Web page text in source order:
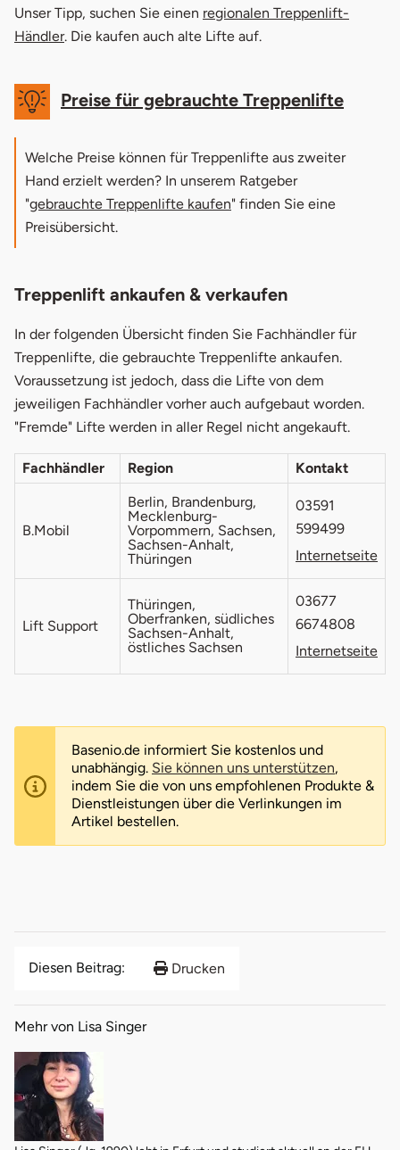
Unser Tipp, suchen Sie einen regionalen Treppenlift-
Händleröffnet in neuem Fenster
. Die kaufen auch alte Lifte auf.
Preise für gebrauchte Treppenlifte
Welche Preise können für Treppenlifte aus zweiter
Hand erzielt werden? In unserem Ratgeber
"gebrauchte Treppenlifte kaufen" finden Sie eine
Preisübersicht.
Treppenlift ankaufen & verkaufen
In der folgenden Übersicht finden Sie Fachhändler für
Treppenlifte, die gebrauchte Treppenlifte ankaufen.
Voraussetzung ist jedoch, dass die Lifte von dem
jeweiligen Fachhändler vorher auch aufgebaut worden.
"Fremde" Lifte werden in aller Regel nicht angekauft.
Fachhändler Region Kontakt
B.Mobil
Berlin, Brandenburg,
Mecklenburg-
Vorpommern, Sachsen,
Sachsen-Anhalt,
Thüringen
03591
599499
Internetseite
Lift Support
Thüringen,
Oberfranken, südliches
Sachsen-Anhalt,
östliches Sachsen
03677
6674808
Internetseite
Basenio.de informiert Sie kostenlos und
unabhängig. Sie können uns unterstützen,
indem Sie die von uns empfohlenen Produkte &
Dienstleistungen über die Verlinkungen im
Artikel bestellen.
Diesen Beitrag: Drucken
Mehr von Lisa Singer